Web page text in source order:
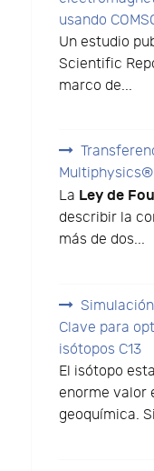
usando
Un estudio
Scientific
marco de...
La Ley de
describir la
más de dos...
Clave para
isótopos C13
El isótopo
enorme valor
geoquímica.